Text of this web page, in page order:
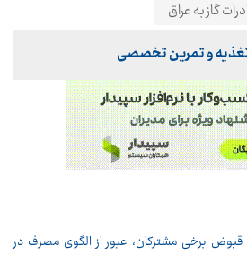
گاز به عراق
تغذیه و تمرین تخصصی
برخی مشترکان، عبور از الگوی مصرف در